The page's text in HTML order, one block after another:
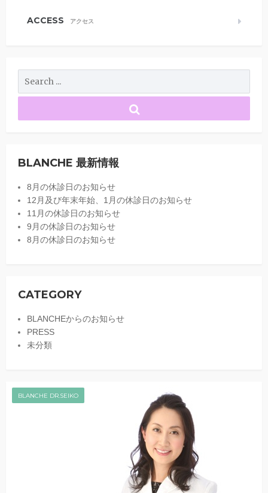
ACCESS アクセス
BLANCHE 最新情報
8月の休診日のお知らせ
12月及び年末年始、1月の休診日のお知らせ
11月の休診日のお知らせ
9月の休診日のお知らせ
8月の休診日のお知らせ
CATEGORY
BLANCHEからのお知らせ
PRESS
未分類
BLANCHE DR.SEIKO